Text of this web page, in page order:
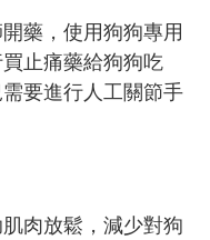
藥，使用狗狗專用
止痛藥給狗狗吃
要進行人工關節手
肉放鬆，減少對狗